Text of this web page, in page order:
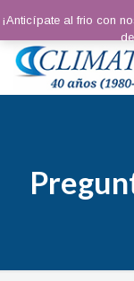
¡Anticípate al frio con